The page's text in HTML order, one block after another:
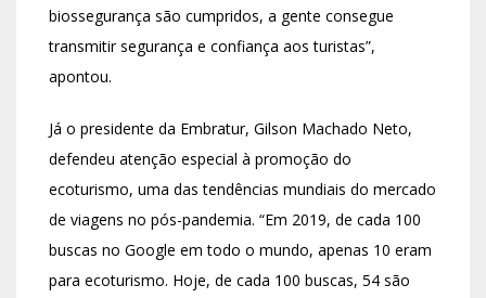
biossegurança são cumpridos, a gente consegue
transmitir segurança e confiança aos turistas”,
apontou.
Já o presidente da Embratur, Gilson Machado Neto,
defendeu atenção especial à promoção do
ecoturismo, uma das tendências mundiais do mercado
de viagens no pós-pandemia. “Em 2019, de cada 100
buscas no Google em todo o mundo, apenas 10 eram
para ecoturismo. Hoje, de cada 100 buscas, 54 são